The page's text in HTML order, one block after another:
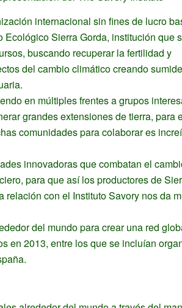
internacional sin fines de lucro
Sierra Gorda, institución que
buscando recuperar la fertilidad y
del cambio climático creando
en múltiples frentes a grupos
grandes extensiones de tierra, para
comunidades para colaborar es
innovadoras que combatan el
para que así los productores de
con el Instituto Savory nos da
del mundo para crear una red
en 2013, entre los que se incluían